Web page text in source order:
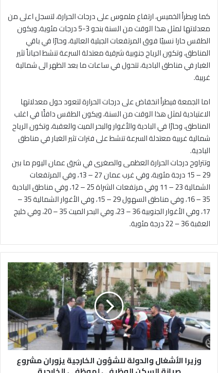
كما ويطرأ الخميس، ارتفاع ملموس على درجات الحرارة، لتسجل اعلى من
معدلاتها لمثل هذا الوقت من السنة بنحو 3-5 درجات مئوية، ويكون
الطقس حارا نسبيًا فوق المرتفعات الجبلية العالية، وحارًا في باقي
المناطق، وتكون الرياح جنوبية شرقية معتدلة السرعة تنشط احياناً تثير
الغبار في مناطق البادية، تتحول في ساعات ما بعد الظهر الى شمالية
غربية.
اما الجمعة فيطرأ انخفاض على درجات الحرارة لتعود حول معدلاتها
الاعتيادية لمثل هذا الوقت من السنة، ويكون الطقس دافئًا في اغلب
المناطق، وحارًا في البادية والأغوار والبحر الميت والعقبة، وتكون الرياح
شمالية غربية معتدلة السرعة تنشط على فترات تثير الغبار في مناطق
البادية.
وتتراوح درجات الحرارة العظمى والصغرى في شرق عمان اليوم ما بين
29 – 15 درجة مئوية، وفي غرب عمان 27 – 13، وفي المرتفعات
الشمالية 23 – 11 وفي مرتفعات الشراة 25 – 12، وفي مناطق البادية
35 – 16، وفي مناطق السهول 29 – 15، وفي الأغوار الشمالية 35 –
17، وفي الأغوار الجنوبية 36 – 23، وفي البحر الميت 35 – 20، وفي خليج
العقبة 36 – 22 درجة مئوية.
و
ز
ي
ر
ا
ا
ل
أ
ش
وزيرا الأشغال والدولة للشؤون الخارجية يزوران مشروع